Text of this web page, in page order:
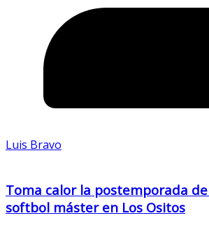
Luis Bravo
Toma calor la postemporada
softbol máster en Los Ositos